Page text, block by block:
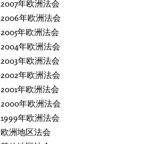
2007年欧洲法会
2006年欧洲法会
2005年欧洲法会
2004年欧洲法会
2003年欧洲法会
2002年欧洲法会
2001年欧洲法会
2000年欧洲法会
1999年欧洲法会
欧洲地区法会